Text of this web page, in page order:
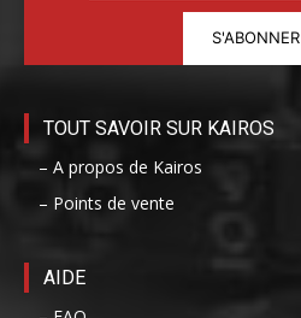
S'ABONNER
TOUT SAVOIR SUR KAIROS
– A propos de Kairos
– Points de vente
AIDE